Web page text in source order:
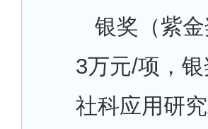
银奖（紫
3万元/项，
社科应用研